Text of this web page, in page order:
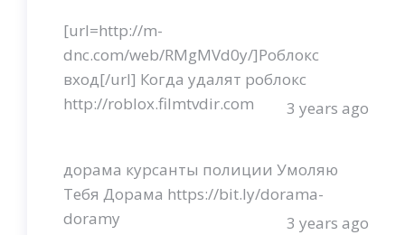
[url=http://m-
dnc.com/web/RMgMVd0y/]Роблокс
вход[/url] Когда удалят роблокс
http://roblox.filmtvdir.com
3 years ago
дорама курсанты полиции Умоляю
Тебя Дорама https://bit.ly/dorama-
doramy
3 years ago